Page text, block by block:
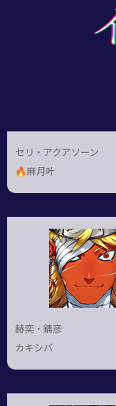
セリ・アクアソーン
🔥麻月叶
赫奕・錆彦
カキシバ